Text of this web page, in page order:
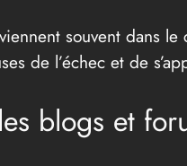
souvent dans
de l’échec et de
blogs et